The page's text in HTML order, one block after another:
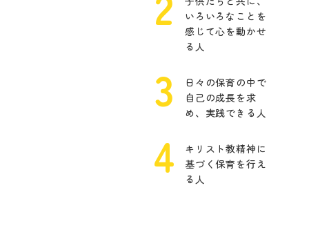
いろいろなことを
感じて心を動かせ
る人
日々の保育の中で
自己の成長を求
め、実践できる人
キリスト教精神に
基づく保育を行え
る人